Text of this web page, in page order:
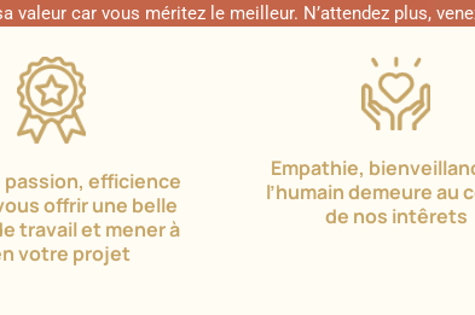
valeur car vous méritez le meilleur. N’attendez plus,
passion, efficience
offrir une belle
travail et mener à
votre projet
Empathie,
l’humain demeure au
de nos intêrets